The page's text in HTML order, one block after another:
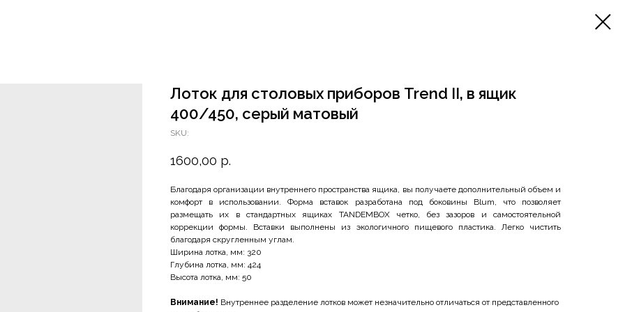
Лоток для столовых приборов Trend II, в ящик
400/450, серый матовый
SKU:
1600,00 р.
Благодаря организации внутреннего пространства ящика, вы получаете дополнительный объем и
комфорт в использовании. Форма вставок разработана под боковины Blum, что позволяет
размещать их в стандартных ящиках TANDEMBOX четко, без зазоров и самостоятельной
коррекции формы. Вставки выполнены из экологичного пищевого пластика. Легко чистить
благодаря скругленным углам.
Ширина лотка, мм: 320
Глубина лотка, мм: 424
Высота лотка, мм: 50
Внимание! Внутреннее разделение лотков может незначительно отличаться от представленного